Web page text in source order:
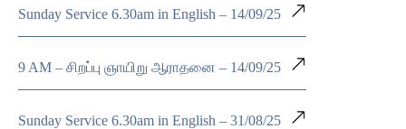
Sunday Service 6.30am in English – 14/09/25
9 AM – சிறப்பு ஞாயிறு ஆராதனை – 14/09/25
Sunday Service 6.30am in English – 31/08/25